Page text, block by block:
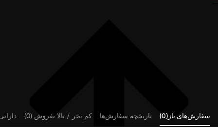
سفارش‌های باز(0) تاریخچه سفارش‌ها کم بخر / بالا بفروش (0)